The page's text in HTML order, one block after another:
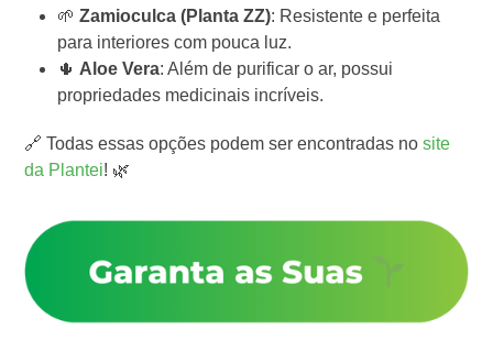
🌱Zamioculca (Planta ZZ): Resistente e perfeita
para interiores com pouca luz.
🌵 Aloe Vera: Além de purificar o ar, possui
propriedades medicinais incríveis.
🔗 Todas essas opções podem ser encontradas nosite
da Plantei! 🌿